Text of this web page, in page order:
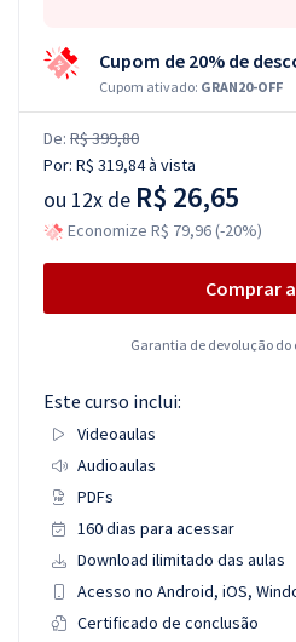
Cupom de 20% de
Cupom ativado: GRAN20-OFF
De: R$ 399,80
Por: R$ 319,84à vista
ou 12x de R$ 26,65
Economize R$ 79,96 (-20%)
Comprar
Garantia de devolução do
Este curso inclui:
Videoaulas
Audioaulas
PDFs
160 dias para acessar
Download ilimitado das aulas
Acesso no Android, iOS,
Certificado de conclusão